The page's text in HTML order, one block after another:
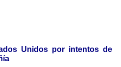
Unidos por intentos de